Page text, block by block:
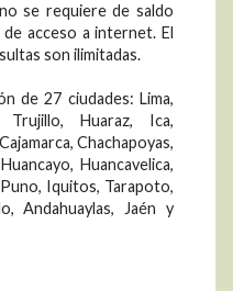
se requiere de saldo
de acceso a internet. El
son ilimitadas.
de 27 ciudades: Lima,
Trujillo, Huaraz, Ica,
Chachapoyas,
Huancavelica,
Iquitos, Tarapoto,
Andahuaylas, Jaén y